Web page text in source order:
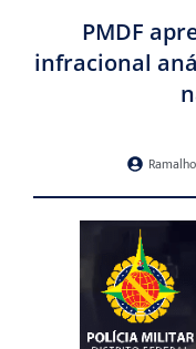
PMDF
infracional
Ramalho